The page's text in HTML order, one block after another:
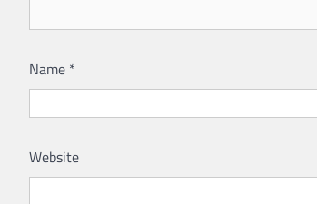
Name *
Website